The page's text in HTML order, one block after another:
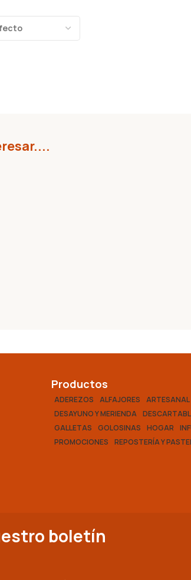
Productos
ADEREZOS ALFAJORES ARTESANAL
DESAYUNO Y MERIENDA
GALLETAS
GOLOSINAS HOGAR
PROMOCIONES
REPOSTERÍA Y
boletín